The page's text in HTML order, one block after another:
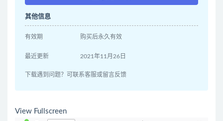
其他信息
有效期 购买后永久有效
最近更新 2021年11月26日
下载遇到问题？可联系客服或留言反馈
View Fullscreen